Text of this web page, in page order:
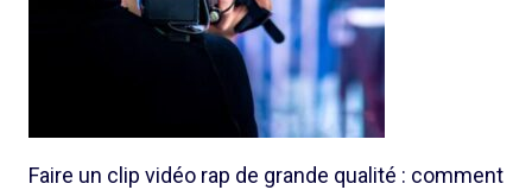
Faire un clip vidéo rap de grande qualité : comment